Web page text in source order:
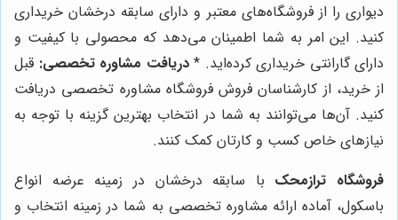
دیواری را از فروشگاه‌های معتبر و دارای سابقه درخشان خریداری
کنید. این امر به شما اطمینان می‌دهد که محصولی با کیفیت و
دارای گارانتی خریداری کرده‌اید. *دریافت مشاوره تخصصی: قبل
از خرید، از کارشناسان فروش فروشگاه مشاوره تخصصی دریافت
کنید. آن‌ها می‌توانند به شما در انتخاب بهترین گزینه با توجه به
نیازهای خاص کسب و کارتان کمک کنند.
فروشگاه ترازمحک با سابقه درخشان در زمینه عرضه انواع
باسکول، آماده ارائه مشاوره تخصصی به شما در زمینه انتخاب و